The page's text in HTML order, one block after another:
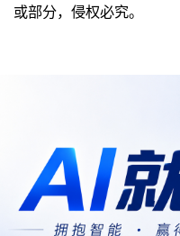
或部分，侵权必究。